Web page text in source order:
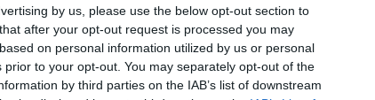
by us, please use the below opt-out section to
after your opt-out request is processed you may
on personal information utilized by us or personal
to your opt-out. You may separately opt-out of the
by third parties on the IAB’s list of downstream